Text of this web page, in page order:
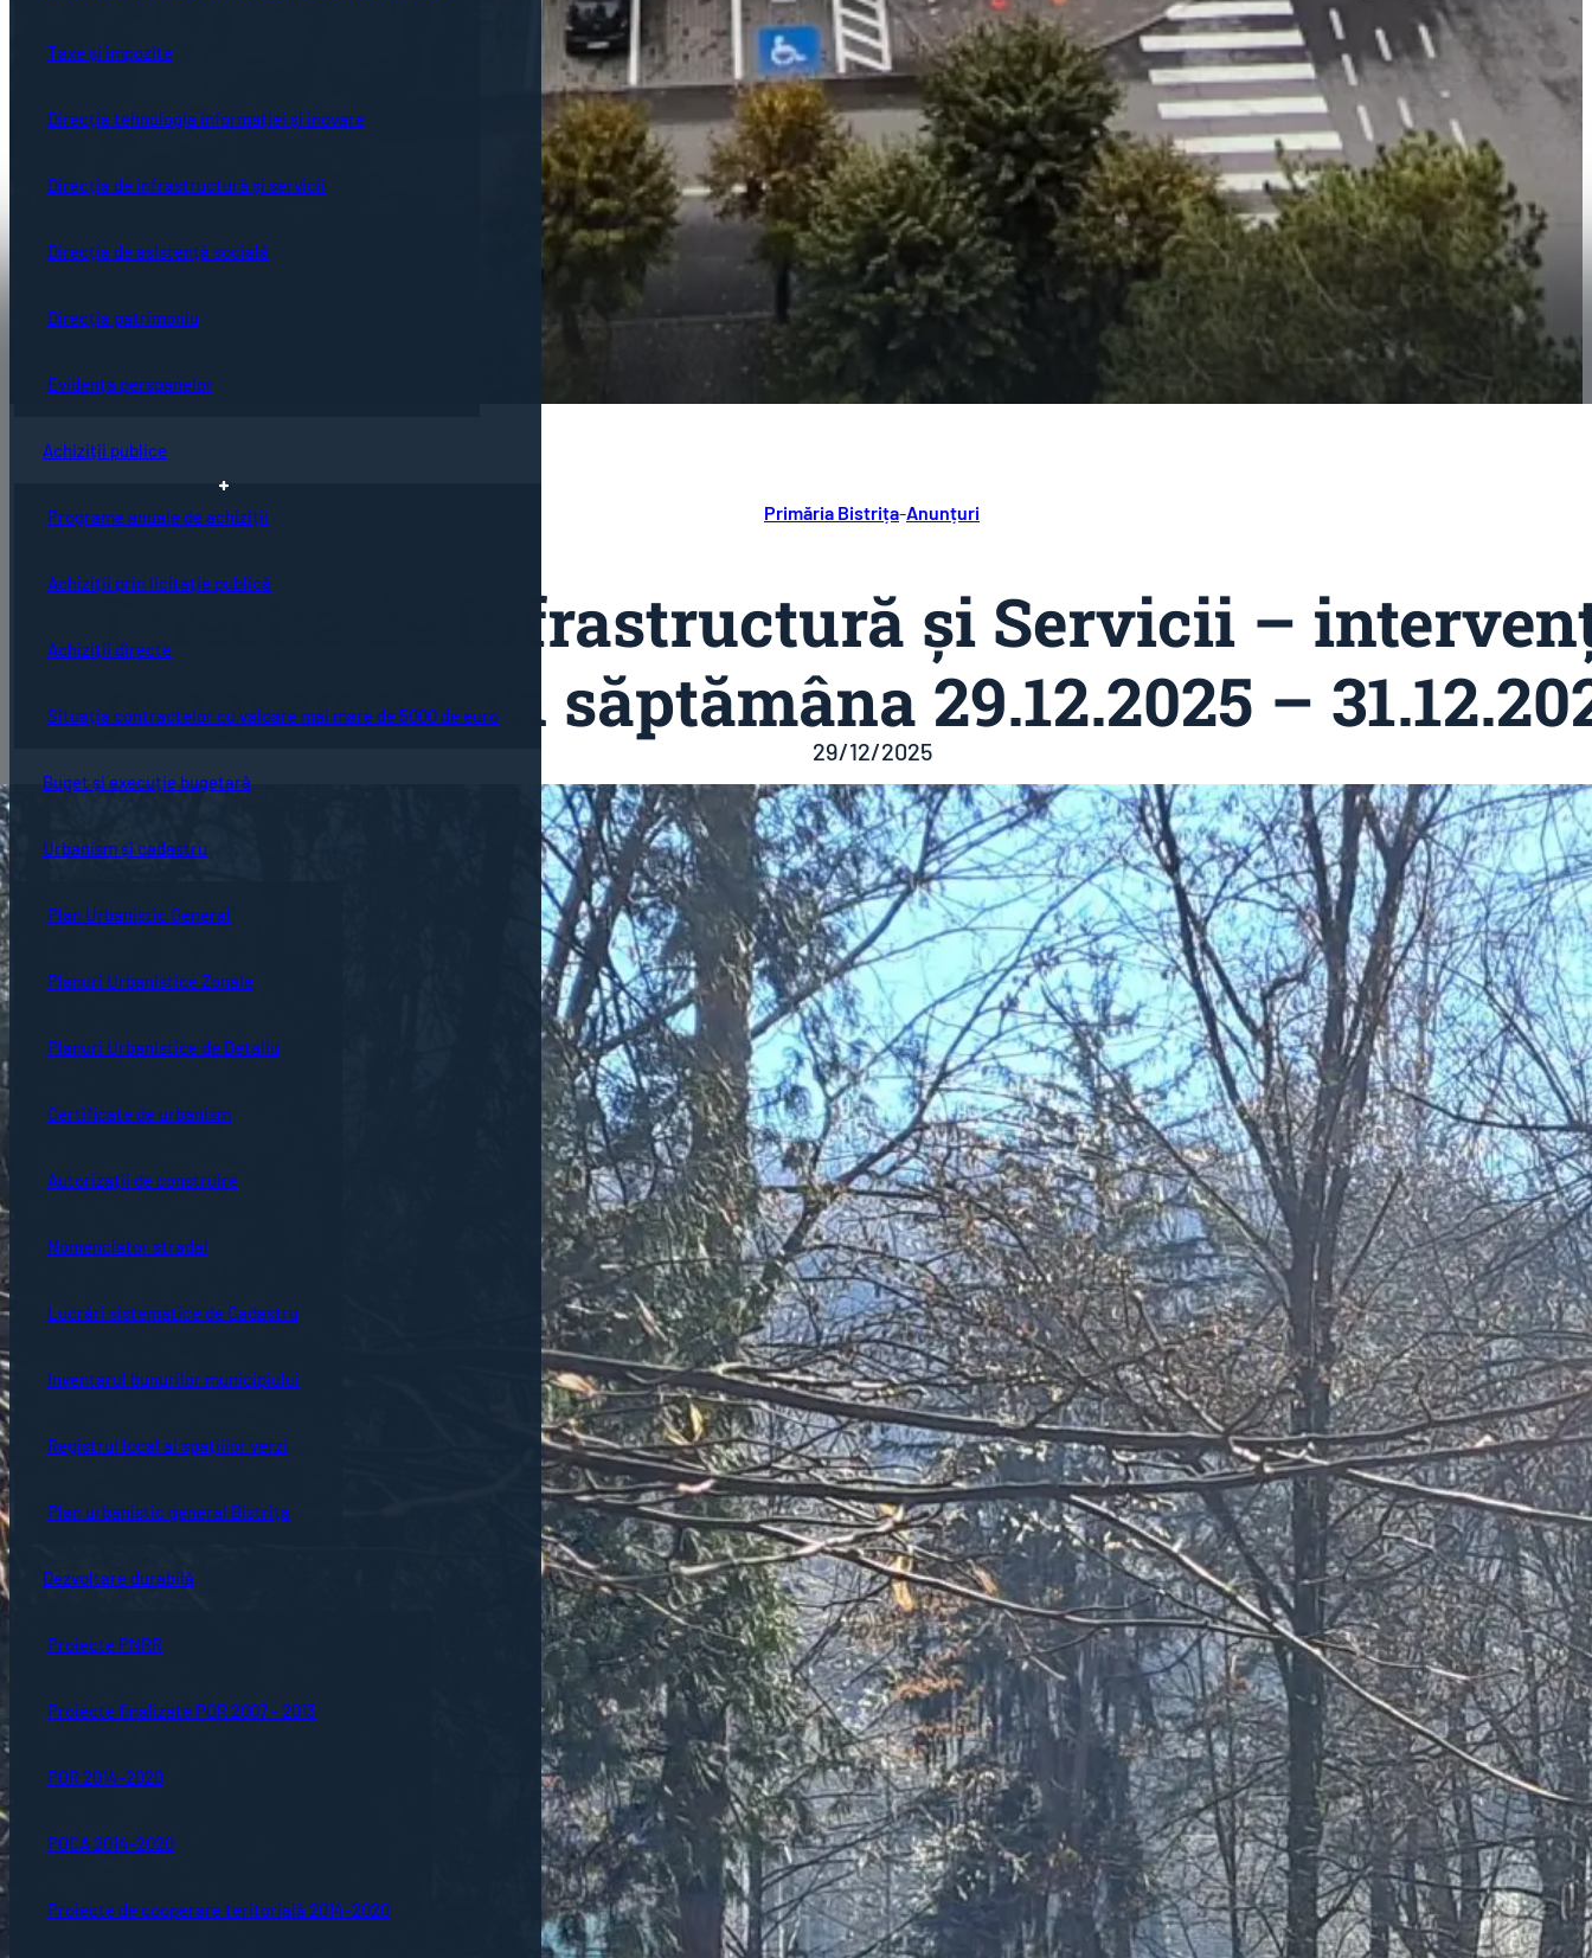
Taxe și impozite
Direcția tehnologia informației și inovare
Direcția de infrastructură și servicii
Direcția de asistență socială
Direcția patrimoniu
Evidența persoanelor
Achiziții publice
Programe anuale de achiziții
Achiziții prin licitație publică
Achiziții directe
Situația contractelor cu valoare mai mare de 5000 de euro
Buget și execuție bugetară
Urbanism și cadastru
Plan Urbanistic General
Planuri Urbanistice Zonale
Planuri Urbanistice de Detaliu
Certificate de urbanism
Autorizații de construire
Nomenclator stradal
Lucrări sistematice de Cadastru
Inventarul bunurilor municipiului
Registrul local al spațiilor verzi
Plan urbanistic general Bistrița
Dezvoltare durabilă
Proiecte PNRR
Proiecte finalizate POR 2007 - 2013
POR 2014-2020
POCA 2014-2020
Proiecte de cooperare teritorială 2014-2020
Primăria Bistrița-Anunțuri
Direcţia de Infrastructură și Servicii –
programate în săptămâna 29.12.2025 –
29/12/2025